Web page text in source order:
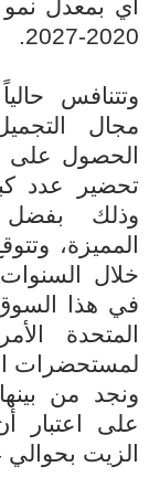
2020-2027.
وتتنافس
مجال
الحصول على
تحضير عدد
وذلك بفضل
المميزة،
خلال
في هذا
المتحدة
لمستحضرات
ونجد من
على اعتبار
الزيت بحوالي 64%.